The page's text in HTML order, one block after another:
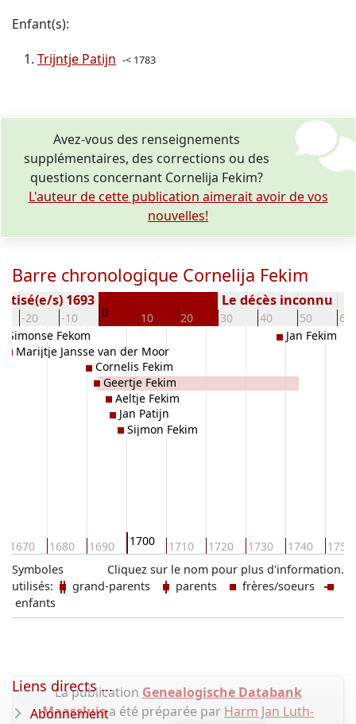
Enfant(s):
Trijntje Patijn -< 1783
Avez-vous des renseignements
supplémentaires, des corrections ou des
questions concernant Cornelija Fekim?
L'auteur de cette publication aimerait avoir de vos
nouvelles!
Barre chronologique Cornelija Fekim
-20 -10 0 10 20 30 40 50 60
s) 1693 Le décès inconnu
1670 1680 1690 1700 1710 1720 1730 1740 1750
Simonse Fekom
Marijtje Jansse van der Moor
Cornelis Fekim
Geertje Fekim
Aeltje Fekim
Jan Patijn
Sijmon Fekim
Jan Fekim
Cliquez sur le nom pour plus d'information.
Symboles
utilisés:
grand-parents parents
frères/soeurs
enfants
La publication Genealogische Databank
Maassluisa été préparée par Harm Jan Luth-
Liens directs ...
Abonnement